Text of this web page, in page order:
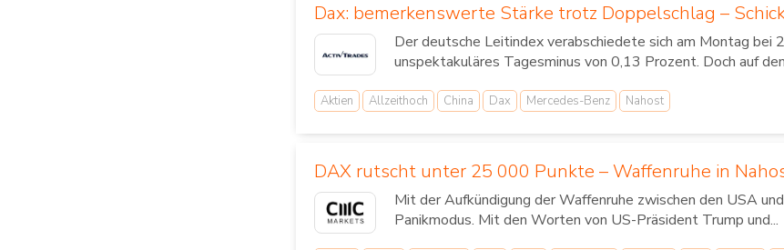
Dax: bemerkenswerte Stärke trotz Doppelschlag –
Der deutsche Leitindex verabschiedete sich am Montag bei
unspektakuläres Tagesminus von 0,13 Prozent. Doch auf
Aktien Allzeithoch China Dax Mercedes-Benz Nahost
DAX rutscht unter 25 000 Punkte – Waffenruhe in
Mit der Aufkündigung der Waffenruhe zwischen den USA
Panikmodus. Mit den Worten von US-Präsident Trump und...